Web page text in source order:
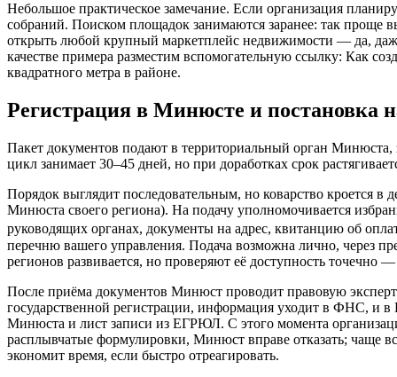
Небольшое практическое замечание. Если организация
собраний. Поиском площадок занимаются заранее: так проще
открыть любой крупный маркетплейс недвижимости — да,
качестве примера разместим вспомогательную ссылку: Как
квадратного метра в районе.
Регистрация в Минюсте и постановка
Пакет документов подают в территориальный орган
цикл занимает 30–45 дней, но при доработках срок
Порядок выглядит последовательным, но коварство кроется в
Минюста своего региона). На подачу уполномочивается
руководящих органах, документы на адрес, квитанцию об
перечню вашего управления. Подача возможна лично, через
регионов развивается, но проверяют её доступность точечно
После приёма документов Минюст проводит правовую
государственной регистрации, информация уходит в ФНС, и
Минюста и лист записи из ЕГРЮЛ. С этого момента
расплывчатые формулировки, Минюст вправе отказать; чаще
экономит время, если быстро отреагировать.